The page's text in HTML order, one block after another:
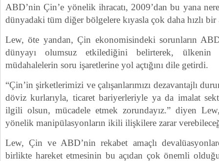
ABD’nin Çin’e yönelik ihracatı, 2009’dan bu yana
dünyadaki tüm diğer bölgelere kıyasla çok daha hızlı bir
Lew, öte yandan, Çin ekonomisindeki sorunların
dünyayı olumsuz etkilediğini belirterek,
müdahalelerin soru işaretlerine yol açtığını dile getirdi.
“Çin’in şirketlerimizi ve çalışanlarımızı dezavantajlı
döviz kurlarıyla, ticaret bariyerleriyle ya da imalat
ilgili olsun, mücadele etmek zorundayız.” diyen
yönelik manipülasyonların ikili ilişkilere zarar
Lew, Çin ve ABD’nin rekabet amaçlı
birlikte hareket etmesinin bu açıdan çok önemli